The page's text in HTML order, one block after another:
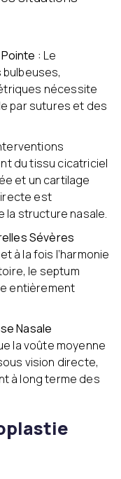
: Le
nécessite
par sutures et des
du tissu cicatriciel
et un cartilage
est
la structure nasale.
Sévères
à la fois l’harmonie
le septum
entièrement
Nasale
la voûte moyenne
vision directe,
à long terme des